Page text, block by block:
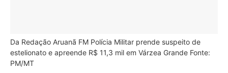
Da Redação Aruanã FM Polícia Militar prende suspeito de
estelionato e apreende R$ 11,3 mil em Várzea Grande Fonte:
PM/MT